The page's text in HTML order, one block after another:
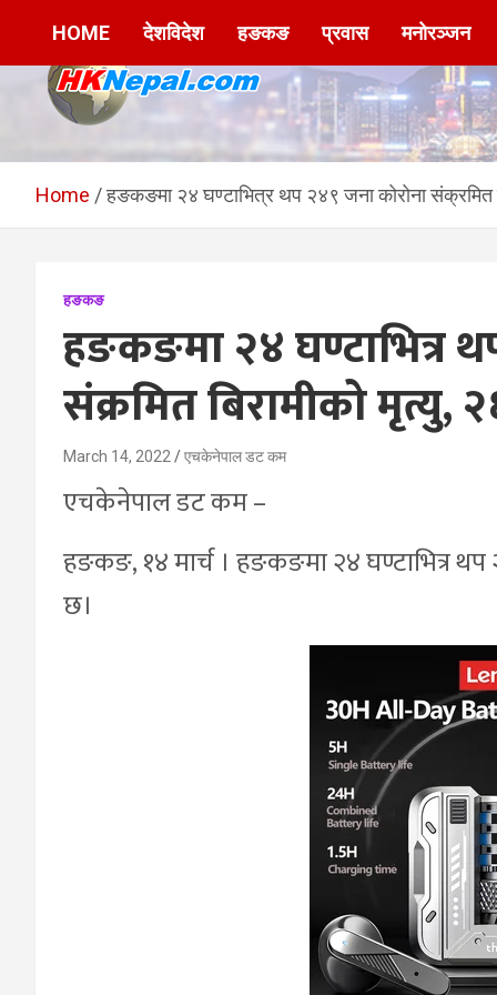
HKNepal.com –
हङकङबाट सञ्चालित पहिलो
hknepal, hknepal.com, hk nepal, hk nepal com
HOME देशविदेश हङकङ प्रवास मनोरञ्जन
Home हङकङमा २४ घण्टाभित्र थप २४९ जना कोरोना संक्रमित
हङकङ
हङकङमा २४ घण्टाभित्र
संक्रमित बिरामीको
March 14, 2022 एचकेनेपाल डट कम
एचकेनेपाल डट कम –
हङकङ, १४ मार्च । हङकङमा २४ घण्टाभित्र थप
छ।